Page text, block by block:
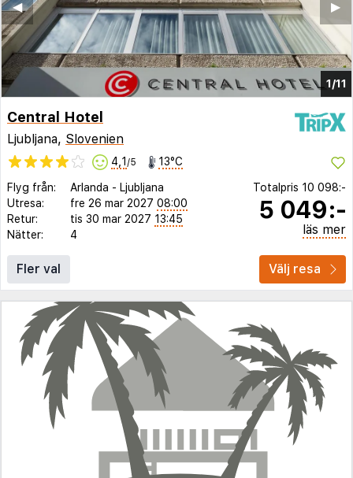
1/11
▶︎
◀︎
Central Hotel
Ljubljana, Slovenien
4,1 /5 13°C
Flyg från: Arlanda - Ljubljana
Utresa:
fre 26 mar 2027 08:00
Retur:
tis 30 mar 2027 13:45
Nätter:
4
Totalpris 10 098:-
5 049:-
läs mer
Fler val Välj resa